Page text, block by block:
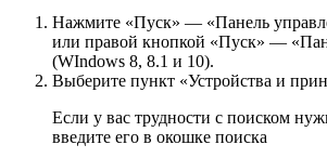
Нажмите «Пуск» — «Панель
или правой кнопкой «Пуск» —
(WIndows 8, 8.1 и 10).
Выберите пункт «Устройства и
Если у вас трудности с поиском
введите его в окошке поиска